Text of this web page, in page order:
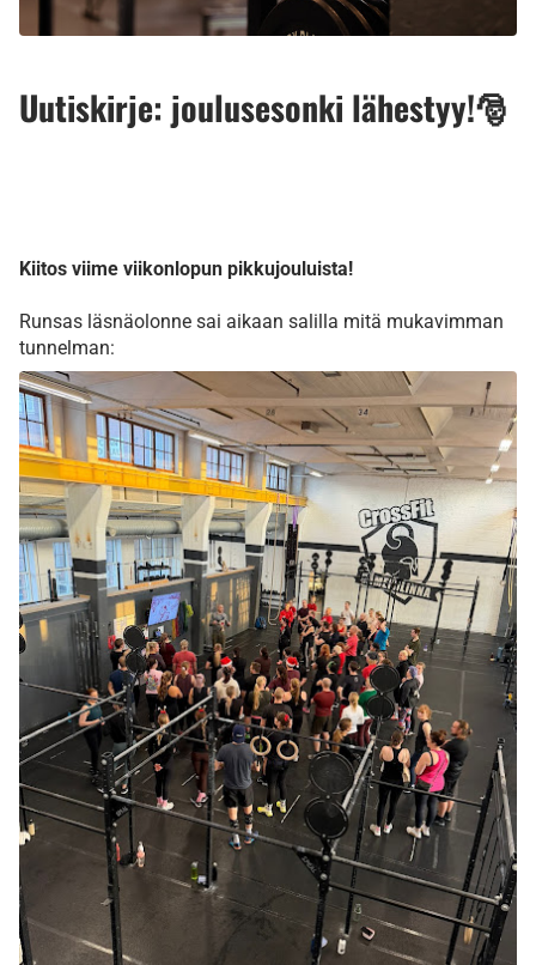
Uutiskirje: joulusesonki lähestyy!🎅
Kiitos viime viikonlopun pikkujouluista!
Runsas läsnäolonne sai aikaan salilla mitä mukavimman
tunnelman: